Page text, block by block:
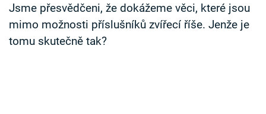
Jsme přesvědčeni, že dokážeme věci, které jsou
mimo možnosti příslušníků zvířecí říše. Jenže je
tomu skutečně tak?